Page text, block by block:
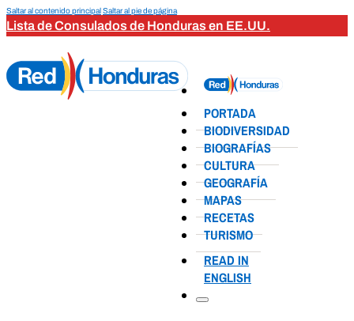
Saltar al contenido principalSaltar al pie de página
Lista de Consulados de Honduras en EE.UU.
PORTADA
BIODIVERSIDAD
BIOGRAFÍAS
CULTURA
GEOGRAFÍA
MAPAS
RECETAS
TURISMO
READ IN
ENGLISH